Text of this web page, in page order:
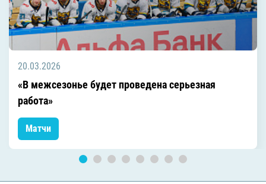
20.03.2026
«В межсезонье будет проведена серьезная
работа»
Матчи